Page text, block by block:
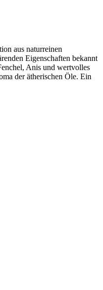
aus naturreinen
Eigenschaften bekannt
Anis und wertvolles
der ätherischen Öle. Ein